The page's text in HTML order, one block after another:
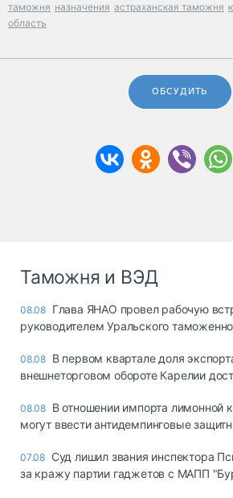
таможня назначения астраханская таможня
область
ОБСУДИТЬ
Таможня и ВЭД
08.08 Глава ЯНАО провел рабочую
руководителем Уральского
08.08 В первом квартале доля
внешнеторговом обороте Карелии
08.08 В отношении импорта лимонной
могут ввести антидемпинговые
07.08 Суд лишил звания инспектора
за кражу партии гаджетов с МАПП